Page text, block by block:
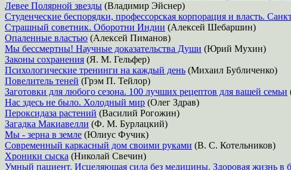
Левее Полярной звезды (Владимир Эйснер)
Студенческие беспорядки, профессорская корпорация и власть.
Страшный советник. Оборотни Индии (Алексей Шебаршин)
Опаленные властью (Алексей Пиманов)
Мы бессмертны! Научные доказательства Души (Юрий Мухин)
Законы сохранения (Я. М. Гельфер)
Психологические тренинги на каждый день (Михаил Бубличенко)
Повелитель теней (Грэм П. Тейлор)
Заготовки для любого сезона. 100 лучших рецептов для вашей семьи
Нас здесь не было. Холодный мир (Олег Здрав)
Пероксидаза растений (Василий Рогожин)
Загадка Макиавелли (Ф. М. Бурлацкий)
Мы - зерна в земле (Юлиус Фучик)
Современный каркасный дом своими руками (В. С. Котельников)
Хроники сыска (Николай Свечин)
Умный пациент. Исцеляющая сила без медицины. Здоровая жизнь в